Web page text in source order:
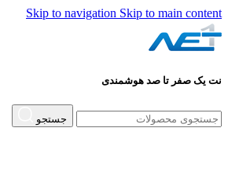
Skip to navigation Skip to main content
نت یک صفر تا صد هوشمندی
جستجو